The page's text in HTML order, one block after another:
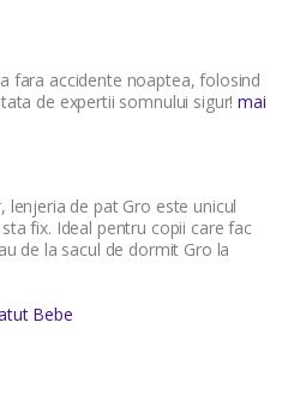
fara accidente noaptea, folosind
de expertii somnului sigur!mai
lenjeria de pat Gro este unicul
fix. Ideal pentru copii care fac
de la sacul de dormit Gro la
Bebe